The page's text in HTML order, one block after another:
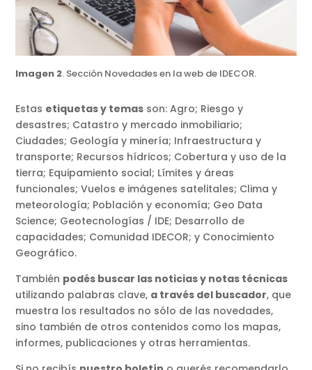
Imagen 2. Sección Novedades en la web de IDECOR.
Estas etiquetas y temas son: Agro; Riesgo y
desastres; Catastro y mercado inmobiliario;
Ciudades; Geología y minería; Infraestructura y
transporte; Recursos hídricos; Cobertura y uso de la
tierra; Equipamiento social; Límites y áreas
funcionales; Vuelos e imágenes satelitales; Clima y
meteorología; Población y economía; Geo Data
Science; Geotecnologías / IDE; Desarrollo de
capacidades; Comunidad IDECOR; y Conocimiento
Geográfico.
También podés buscar las noticias y notas técnicas
utilizando palabras clave, a través del buscador, que
muestra los resultados no sólo de las novedades,
sino también de otros contenidos como los mapas,
informes, publicaciones y otras herramientas.